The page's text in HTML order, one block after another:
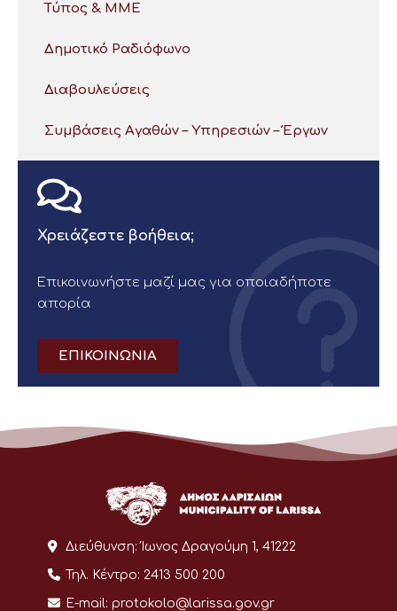
Τύπος & ΜΜΕ
Δημοτικό Ραδιόφωνο
Διαβουλεύσεις
Συμβάσεις Αγαθών – Υπηρεσιών – Έργων
Χρειάζεστε βοήθεια;
Επικοινωνήστε μαζί μας για οποιαδήποτε
απορία
ΕΠΙΚΟΙΝΩΝΙΑ
Διεύθυνση: Ίωνος Δραγούμη 1, 41222
Τηλ. Κέντρο: 2413 500 200
E-mail: protokolo@larissa.gov.gr